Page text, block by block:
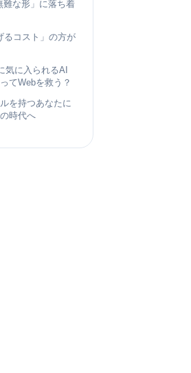
な形」に落ち着
コスト」の方が
気に入られるAI
てWebを救う？
を持つあなたに
時代へ